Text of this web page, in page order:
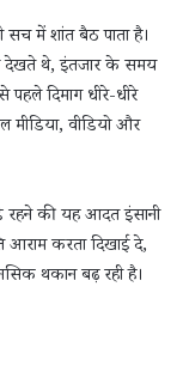
में शांत बैठ पाता है।
देखते थे, इंतजार के समय
दिमाग धीरे-धीरे
मीडिया, वीडियो और
रहने की यह आदत इंसानी
आराम करता दिखाई दे,
थकान बढ़ रही है।